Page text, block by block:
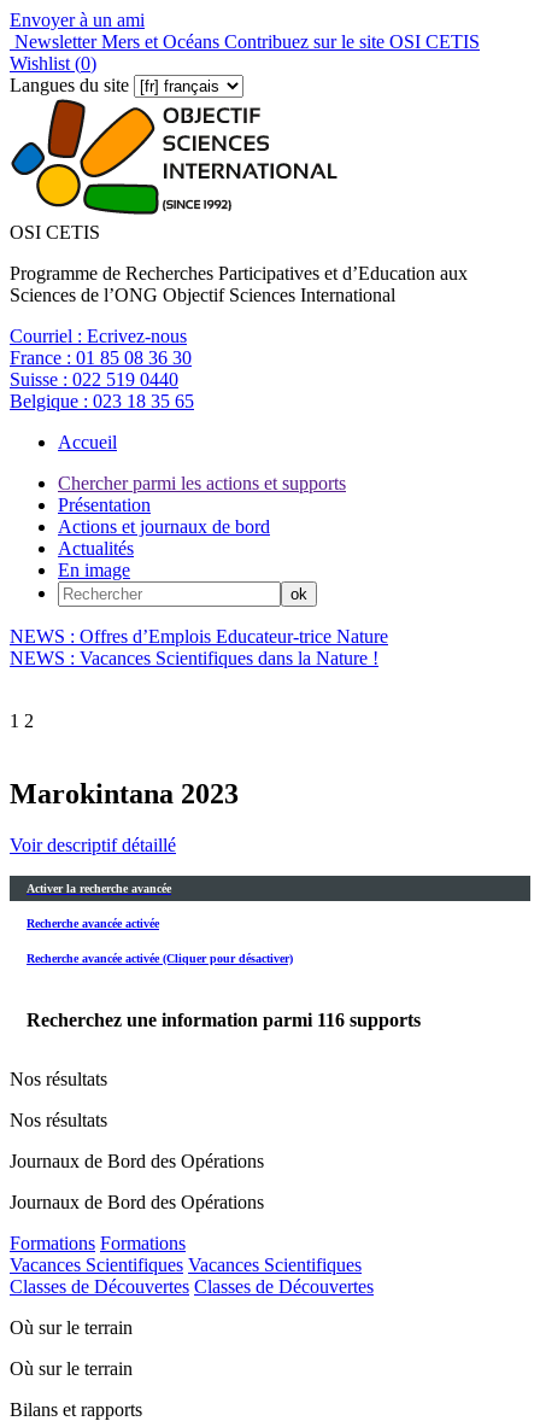
Envoyer à un ami
Newsletter Mers et Océans Contribuez sur le site OSI CETIS
Wishlist (0)
Langues du site
OSI CETIS
Programme de Recherches Participatives et d’Education aux
Sciences de l’ONG Objectif Sciences International
Courriel : Ecrivez-nous
France : 01 85 08 36 30
Suisse : 022 519 0440
Belgique : 023 18 35 65
Accueil
Chercher parmi les actions et supports
Présentation
Actions et journaux de bord
Actualités
En image
NEWS : Offres d’Emplois Educateur-trice Nature
NEWS : Vacances Scientifiques dans la Nature !
1 2
Marokintana 2023
Voir descriptif détaillé
Activer la recherche avancée
Recherche avancée activée
Recherche avancée activée (Cliquer pour désactiver)
Recherchez une information parmi 116 supports
Nos résultats
Nos résultats
Journaux de Bord des Opérations
Journaux de Bord des Opérations
Formations Formations
Vacances Scientifiques Vacances Scientifiques
Classes de Découvertes Classes de Découvertes
Où sur le terrain
Où sur le terrain
Bilans et rapports